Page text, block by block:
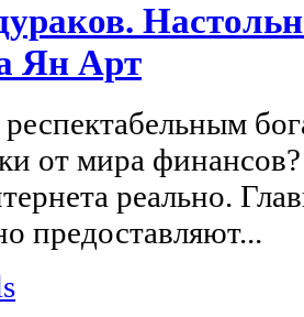
Ян Арт
респектабельным
от мира финансов?
реально.
предоставляют...